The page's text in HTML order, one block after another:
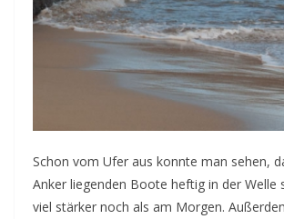
Schon vom Ufer aus konnte man sehen,
Anker liegenden Boote heftig in der Welle
viel stärker noch als am Morgen.